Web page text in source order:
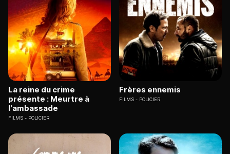
La reine du crime
présente : Meurtre à
l'ambassade
FILMS POLICIER
Frères ennemis
FILMS POLICIER